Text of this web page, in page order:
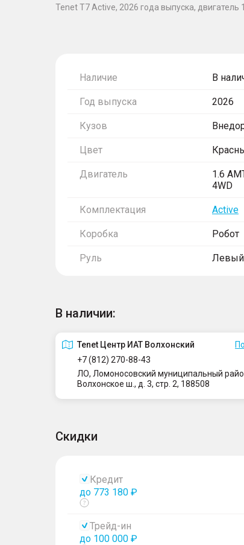
Tenet T7 Active, 2026 года выпуска, двигатель
Наличие В
Год выпуска 2026
Кузов
Цвет
Двигатель
1.6
4WD
Комплектация Active
Коробка Робот
Руль Левый
В наличии:
Tenet Центр ИАТ Волхонский
+7 (812) 270-88-43
ЛО, Ломоносовский муниципальный
Волхонское ш., д. 3, стр. 2, 188508
Скидки
Кредит
до 773 180 ₽
Показать
Трейд-ин
до 100 000 ₽